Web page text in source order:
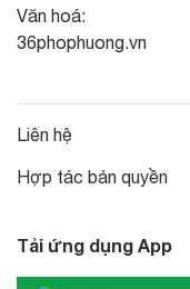
Văn hoá:
36phophuong.vn
Liên hệ
Hợp tác bản quyền
Tải ứng dụng App